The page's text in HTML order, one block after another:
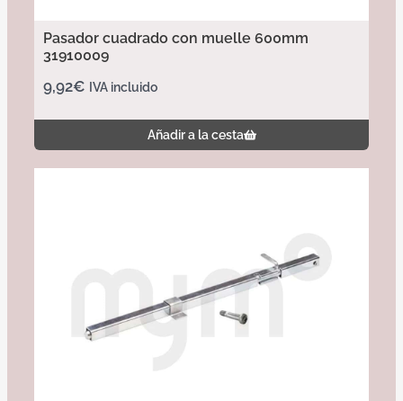
Pasador cuadrado con muelle 600mm
31910009
9,92€ IVA incluido
Añadir a la cesta